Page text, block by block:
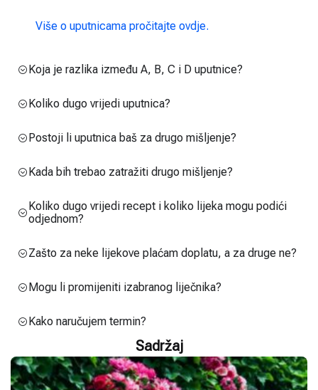
Više o uputnicama pročitajte ovdje.
Koja je razlika između A, B, C i D uputnice?
Koliko dugo vrijedi uputnica?
Postoji li uputnica baš za drugo mišljenje?
Kada bih trebao zatražiti drugo mišljenje?
Koliko dugo vrijedi recept i koliko lijeka mogu podići
odjednom?
Zašto za neke lijekove plaćam doplatu, a za druge ne?
Mogu li promijeniti izabranog liječnika?
Kako naručujem termin?
Sadržaj